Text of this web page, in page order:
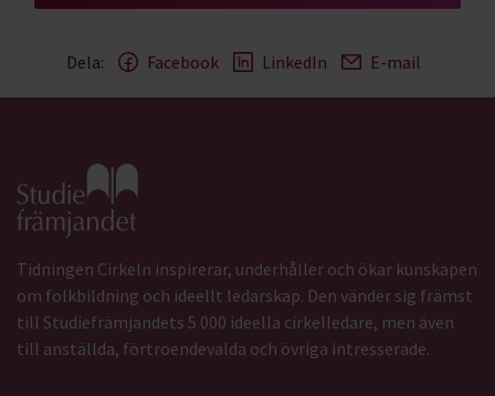
Dela: Facebook LinkedIn E-mail
Gå till studiefrämjandets startsida
Tidningen Cirkeln inspirerar, underhåller och ökar kunskapen
om folkbildning och ideellt ledarskap. Den vänder sig främst
till Studiefrämjandets 5 000 ideella cirkelledare, men även
till anställda, förtroendevalda och övriga intresserade.